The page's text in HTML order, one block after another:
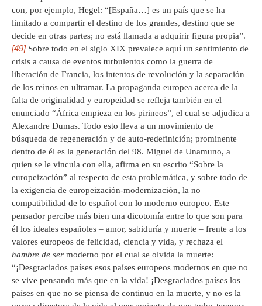
con, por ejemplo, Hegel: “[España…] es un país que se ha
limitado a compartir el destino de los grandes, destino que se
decide en otras partes; no está llamada a adquirir figura propia”.
[49]Sobre todo en el siglo XIX prevalece aquí un sentimiento de
crisis a causa de eventos turbulentos como la guerra de
liberación de Francia, los intentos de revolución y la separación
de los reinos en ultramar. La propaganda europea acerca de la
falta de originalidad y europeidad se refleja también en el
enunciado “África empieza en los pirineos”, el cual se adjudica a
Alexandre Dumas. Todo esto lleva a un movimiento de
búsqueda de regeneración y de auto-redefinición; prominente
dentro de él es la generación del 98. Miguel de Unamuno, a
quien se le vincula con ella, afirma en su escrito “Sobre la
europeización” al respecto de esta problemática, y sobre todo de
la exigencia de europeización-modernización, la no
compatibilidad de lo español con lo moderno europeo. Este
pensador percibe más bien una dicotomía entre lo que son para
él los ideales españoles – amor, sabiduría y muerte – frente a los
valores europeos de felicidad, ciencia y vida, y rechaza el
hambre de ser moderno por el cual se olvida la muerte:
“¡Desgraciados países esos países europeos modernos en que no
se vive pensando más que en la vida! ¡Desgraciados países los
países en que no se piensa de continuo en la muerte, y no es la